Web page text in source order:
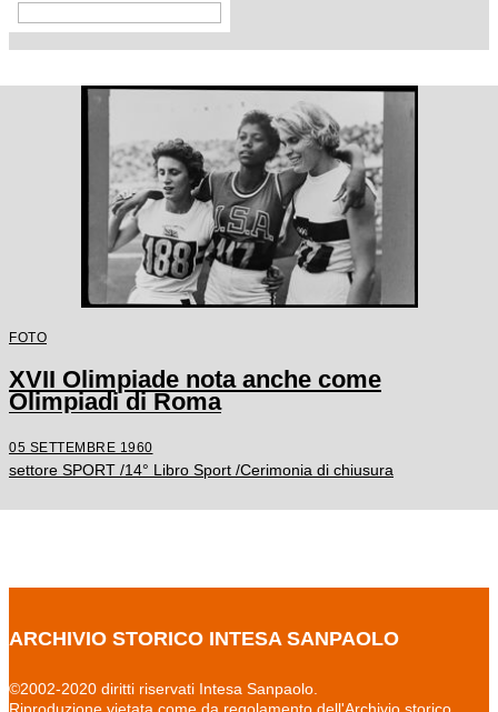
FOTO
XVII Olimpiade nota anche come
Olimpiadi di Roma
05 SETTEMBRE 1960
settore SPORT /14° Libro Sport /Cerimonia di chiusura
ARCHIVIO STORICO INTESA SANPAOLO
©2002-2020 diritti riservati Intesa Sanpaolo.